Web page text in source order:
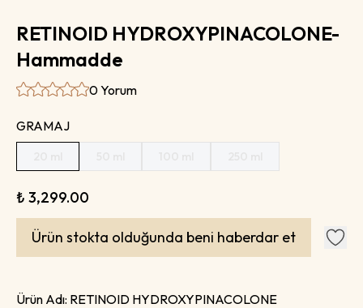
RETINOID HYDROXYPINACOLONE-
Hammadde
0 Yorum
GRAMAJ
₺ 3,299.00
Ürün stokta olduğunda beni haberdar et
Ürün Adı: RETINOID HYDROXYPINACOLONE